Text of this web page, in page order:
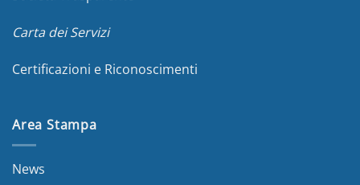
Carta dei Servizi
Certificazioni e Riconoscimenti
Area Stampa
News